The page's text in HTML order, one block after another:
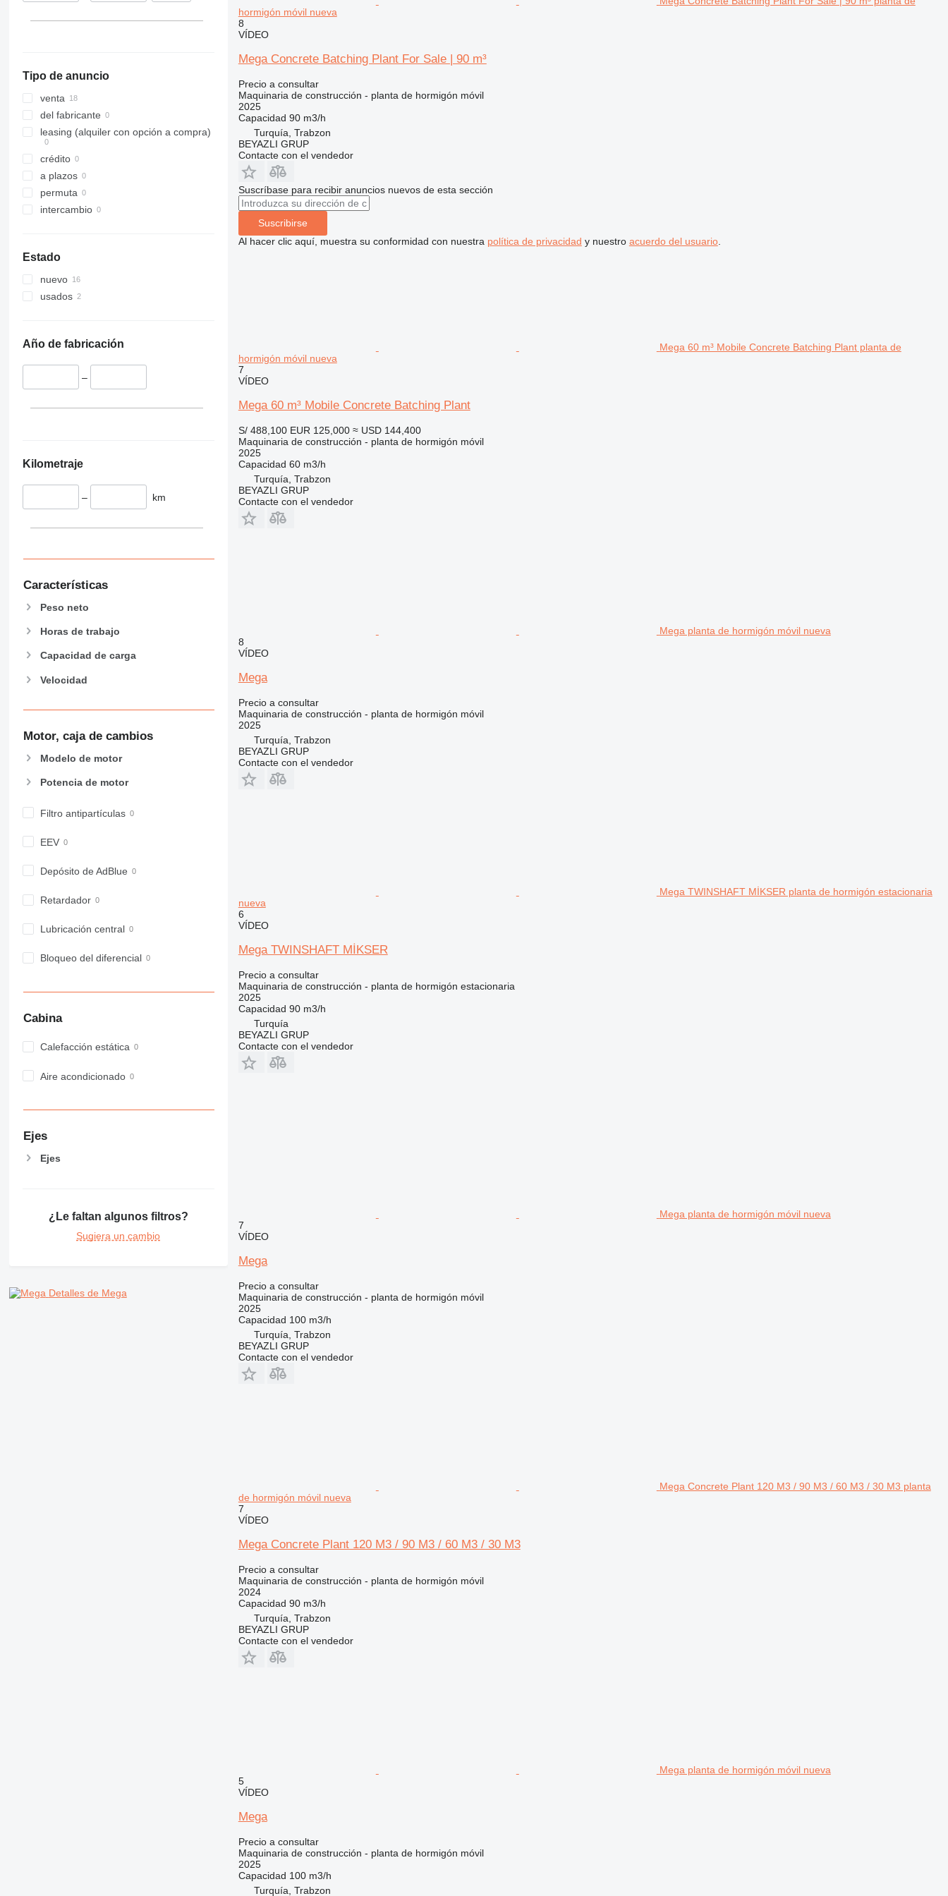
317
318
319
320
322
323
324
325
336
340
350
365
424
426
589
826
907
908
926
928
955
963
973
982
990
C-series
CS
E-series
IT
NR
8008
8018
8025
8026
8035
CT
JS
JZ
VMT
Vibromax
Liftlux
Pecolift
R-series
Toucan
Tipo de anuncio
venta
del fabricante
leasing (alquiler con opción a compra)
crédito
a plazos
permuta
intercambio
Estado
nuevo
usados
Año de fabricación
–
Kilometraje
– km
Características
Peso neto
Horas de trabajo
Capacidad de carga
Velocidad
Motor, caja de cambios
Modelo de motor
Potencia de motor
Filtro antipartículas
EEV
Depósito de AdBlue
Retardador
Lubricación central
Bloqueo del diferencial
Cabina
Calefacción estática
Aire acondicionado
Ejes
Ejes
¿Le faltan algunos filtros?
Sugiera un cambio
Detalles de Mega
hormigón móvil nueva
8
VÍDEO
Mega Concrete Batching Plant For Sale | 90 m³
Precio a consultar
Maquinaria de construcción - planta de hormigón móvil
2025
Capacidad 90 m3/h
Turquía, Trabzon
BEYAZLI GRUP
Contacte con el vendedor
Suscríbase para recibir anuncios nuevos de esta sección
Suscribirse
Al hacer clic aquí, muestra su conformidad con nuestra política de privacidad y nuestro acuerdo del usuario.
Mega 60 m³ Mobile Concrete Batching Plant planta de
hormigón móvil nueva
7
VÍDEO
Mega 60 m³ Mobile Concrete Batching Plant
S/ 488,100 EUR 125,000 ≈ USD 144,400
Maquinaria de construcción - planta de hormigón móvil
2025
Capacidad 60 m3/h
Turquía, Trabzon
BEYAZLI GRUP
Contacte con el vendedor
Mega planta de hormigón móvil nueva
8
VÍDEO
Mega
Precio a consultar
Maquinaria de construcción - planta de hormigón móvil
2025
Turquía, Trabzon
BEYAZLI GRUP
Contacte con el vendedor
Mega TWINSHAFT MİKSER planta de hormigón estacionaria
nueva
6
VÍDEO
Mega TWINSHAFT MİKSER
Precio a consultar
Maquinaria de construcción - planta de hormigón estacionaria
2025
Capacidad 90 m3/h
Turquía
BEYAZLI GRUP
Contacte con el vendedor
Mega planta de hormigón móvil nueva
7
VÍDEO
Mega
Precio a consultar
Maquinaria de construcción - planta de hormigón móvil
2025
Capacidad 100 m3/h
Turquía, Trabzon
BEYAZLI GRUP
Contacte con el vendedor
Mega Concrete Plant 120 M3 / 90 M3 / 60 M3 / 30 M3 planta
de hormigón móvil nueva
7
VÍDEO
Mega Concrete Plant 120 M3 / 90 M3 / 60 M3 / 30 M3
Precio a consultar
Maquinaria de construcción - planta de hormigón móvil
2024
Capacidad 90 m3/h
Turquía, Trabzon
BEYAZLI GRUP
Contacte con el vendedor
Mega planta de hormigón móvil nueva
5
VÍDEO
Mega
Precio a consultar
Maquinaria de construcción - planta de hormigón móvil
2025
Capacidad 100 m3/h
Turquía, Trabzon